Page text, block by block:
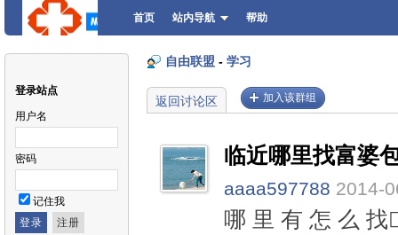
首页 站内导航 帮助
登录站点
用户名
密码
记住我
自由联盟 - 学习
返回讨论区 加入该群组
临近哪里找富婆
aaaa597788 2014-
哪 里 有 怎 么